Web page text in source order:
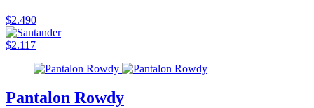
$2.490
$2.117
Pantalon Rowdy